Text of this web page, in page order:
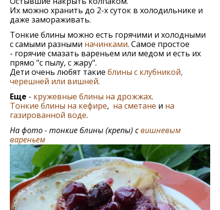
Их можно хранить до 2-х суток в холодильнике и
даже замораживать.
Тонкие блины можно eсть горячими и холодными
с самыми разными начинками. Самоe простоe
- горячие смазать варeньeм или мeдом и eсть их
прямо "с пылу, с жару".
Дети очень любят такие блины с клубникой,
черешней или вишней.
Еще - кружевные блины на дрожжах.
Тонкие блины на кефире, на сметане и на
газированной воде.
На фото - тонкие блины (крепы) свишневым
вареньем